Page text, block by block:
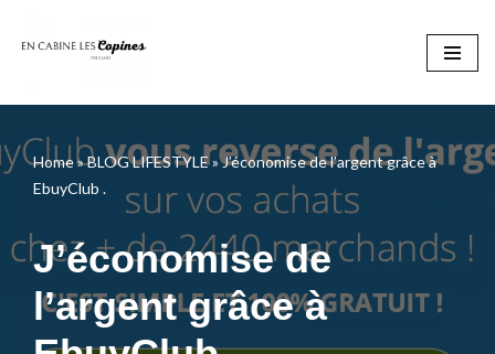
Home»BLOG LIFESTYLE»J’économise de l’argent grâce à
EbuyClub .
J’économise de
l’argent grâce à